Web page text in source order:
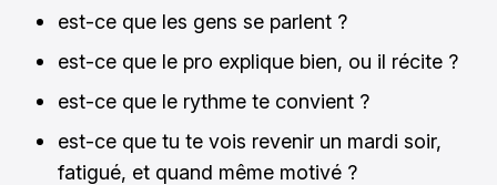
est-ce que les gens se parlent ?
est-ce que le pro explique bien, ou il récite ?
est-ce que le rythme te convient ?
est-ce que tu te vois revenir un mardi soir,
fatigué, et quand même motivé ?